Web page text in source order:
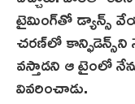
టైమింగ్‌తో డ్యాన్స్
చరణ్‌లో
వస్తాడని ఆ టైంలో
వివరించాడు.